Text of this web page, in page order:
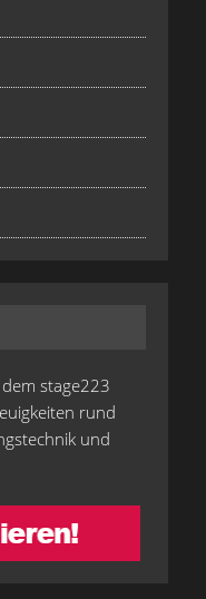
stage223
rund
und